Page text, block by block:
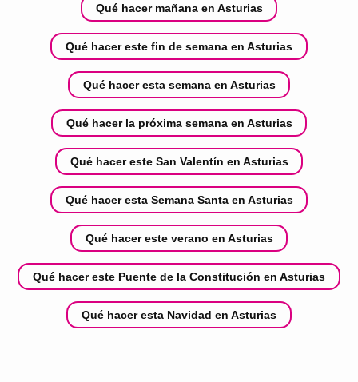
Qué hacer mañana en Asturias
Qué hacer este fin de semana en Asturias
Qué hacer esta semana en Asturias
Qué hacer la próxima semana en Asturias
Qué hacer este San Valentín en Asturias
Qué hacer esta Semana Santa en Asturias
Qué hacer este verano en Asturias
Qué hacer este Puente de la Constitución en Asturias
Qué hacer esta Navidad en Asturias